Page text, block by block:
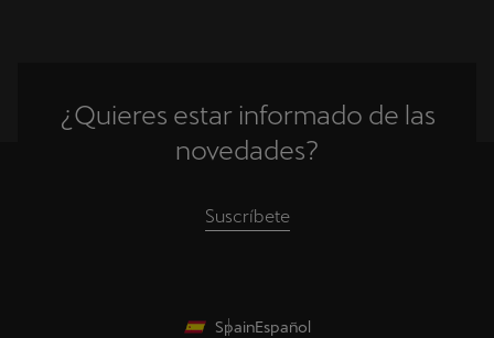
¿Quieres estar informado de las
novedades?
Suscríbete
SpainEspañol